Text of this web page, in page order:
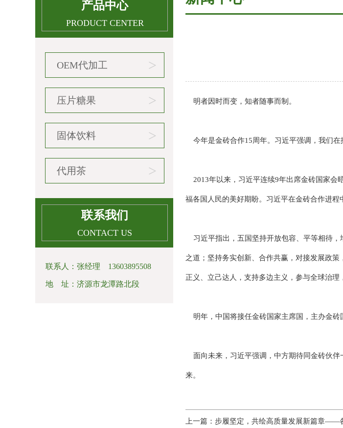
产品中心
PRODUCT CENTER
OEM代加工 >
压片糖果 >
固体饮料 >
代用茶 >
联系我们
CONTACT US
联系人：张经理 13603895508
地 址：济源市龙潭路北段
明者因时而变，知者随事而制。
今年是金砖合作15周年。习近平强调，我们在
2013年以来，习近平连续9年出席金砖国家会
福各国人民的美好期盼。习近平在金砖合作进程
习近平指出，五国坚持开放包容、平等相待，
之道；坚持务实创新、合作共赢，对接发展政
正义、立己达人，支持多边主义，参与全球治理
明年，中国将接任金砖国家主席国，主办金砖
面向未来，习近平强调，中方期待同金砖伙伴
来。
上一篇： 步履坚定，共绘高质量发展新篇章——